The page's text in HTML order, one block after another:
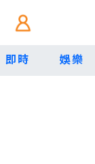
即時 娛樂